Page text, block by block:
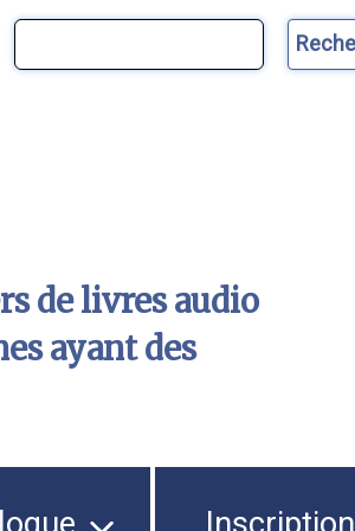
de livres audio
ayant des